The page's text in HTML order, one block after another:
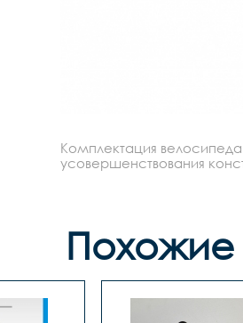
Комплектация велосипеда
усовершенствования
Похожие